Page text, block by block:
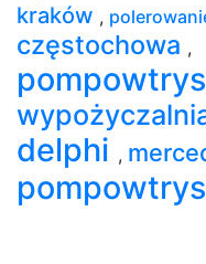
kraków ,
częstochowa ,
delphi ,